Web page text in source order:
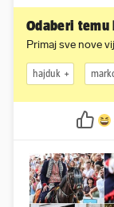
Odaberi
Primaj sve nove
hajduk